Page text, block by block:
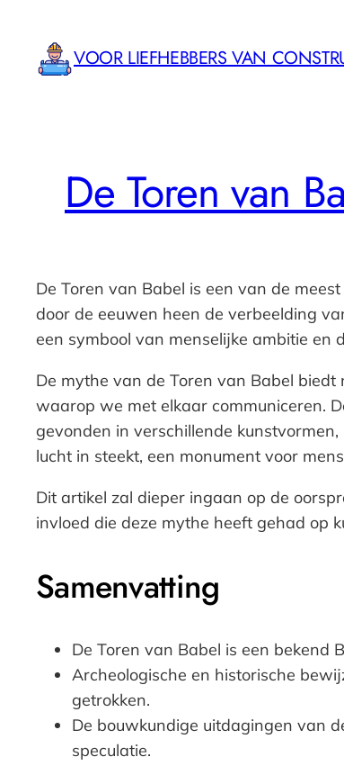
VOOR LIEFHEBBERS VAN
De Toren van
De Toren van Babel is een van de
door de eeuwen heen de verbeelding
een symbool van menselijke ambitie
De mythe van de Toren van Babel
waarop we met elkaar communiceren.
gevonden in verschillende
lucht in steekt, een monument voor
Dit artikel zal dieper ingaan op de
invloed die deze mythe heeft gehad op
Samenvatting
De Toren van Babel is een
Archeologische en historische
getrokken.
De bouwkundige uitdagingen van
speculatie.